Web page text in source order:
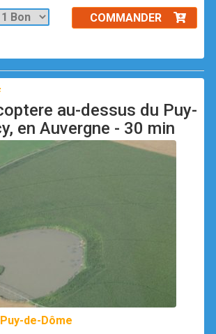
COMMANDER
au-dessus du Puy-
en Auvergne - 30 min
de-Dôme